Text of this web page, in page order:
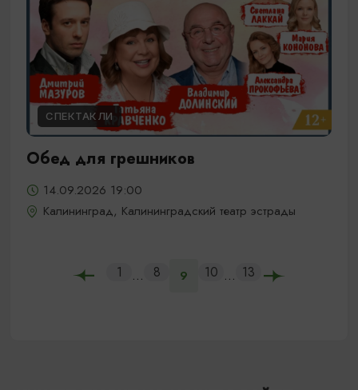
СПЕКТАКЛИ
Обед для грешников
14.09.2026 19:00
Калининград, Калининградский театр эстрады
1 ... 8 9 10 ... 13